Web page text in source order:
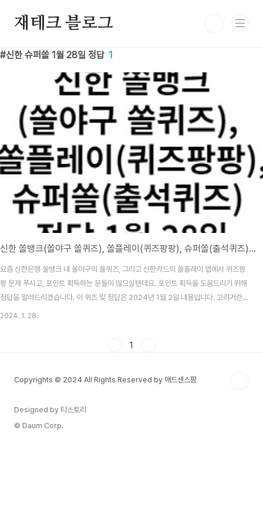
재테크 블로그
신한 슈퍼쏠 1월 28일 정답 1
신한 쏠뱅크(쏠야구 쏠퀴즈), 쏠플레이(퀴즈팡팡), 슈퍼쏠(출석퀴즈) 정답 1월 28일
요즘 신한은행 쏠뱅크 내 쏠야구의 쏠퀴즈, 그리고 신한카드의 쏠플레이 앱에서 퀴즈팡
팡 문제 푸시고, 포인트 획득하는 분들이 많으실텐데요. 포인트 획득을 도움드리기 위해
정답을 알려드리겠습니다. 이 퀴즈 및 정답은 2024년 1월 2일 내용입니다. 고려거란전
쟁 시청률 맞추기 이벤트 알아보기 목차 신한 쏠뱅크 쏠야구(쏠퀴즈) 1월 28일 문제 및
가 처음이면 미..
2024. 1. 28.
1
Copyrights © 2024 All Rights Reserved by 애드센스팜
Designed by 티스토리
© Daum Corp.